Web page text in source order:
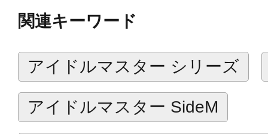
誕生日を祝うネームプレート付きの
担当アイドルの特別な一日をお祝い
うぞ。
関連キーワード
アイドルマスター シリーズ
アイドルマスター SideM